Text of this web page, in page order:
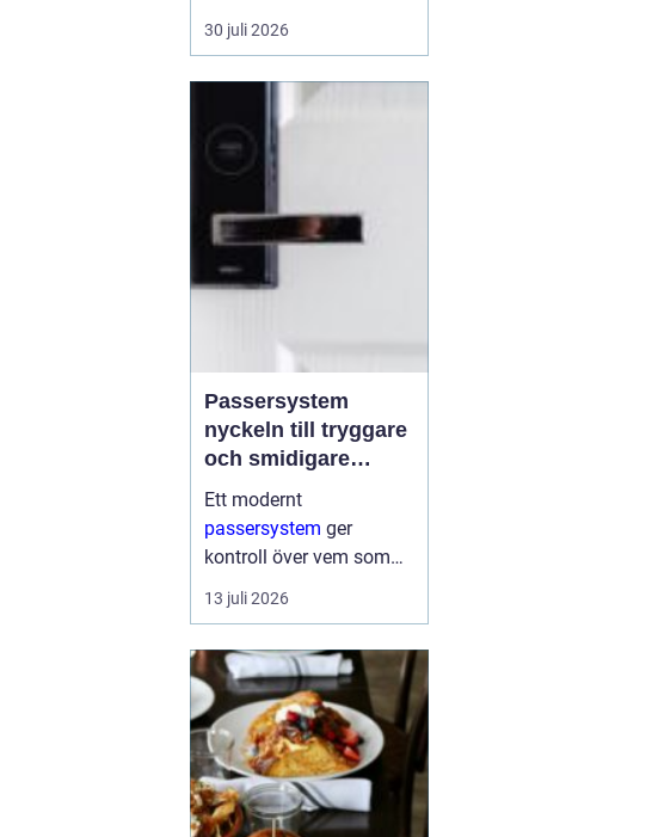
ett tak. Ett timmerhus är
ett långsiktigt hem,
som andas, åldras
vackert och ger en varm,
ombonad känsla.
att fler söker hållbara
boen...
30 juli 2026
Passersystem
nyckeln till tryggare
och smidigare
tillträde
Ett modernt
passersystem ger
kontroll över vem som
får komma in i en
byggnad, när de får
utrymmen. I stället för
fysiska nycklar används
ofta brickor, kort,...
13 juli 2026